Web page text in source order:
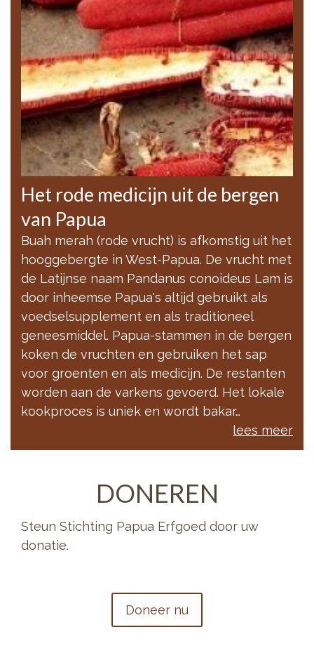
Het rode medicijn uit de bergen
van Papua
Buah merah (rode vrucht) is afkomstig uit het
hooggebergte in West-Papua. De vrucht met
de Latijnse naam Pandanus conoideus Lam is
door inheemse Papua's altijd gebruikt als
voedselsupplement en als traditioneel
geneesmiddel. Papua-stammen in de bergen
koken de vruchten en gebruiken het sap
voor groenten en als medicijn. De restanten
worden aan de varkens gevoerd. Het lokale
kookproces is uniek en wordt bakar…
lees meer
DONEREN
Steun Stichting Papua Erfgoed door uw
donatie.
Doneer nu